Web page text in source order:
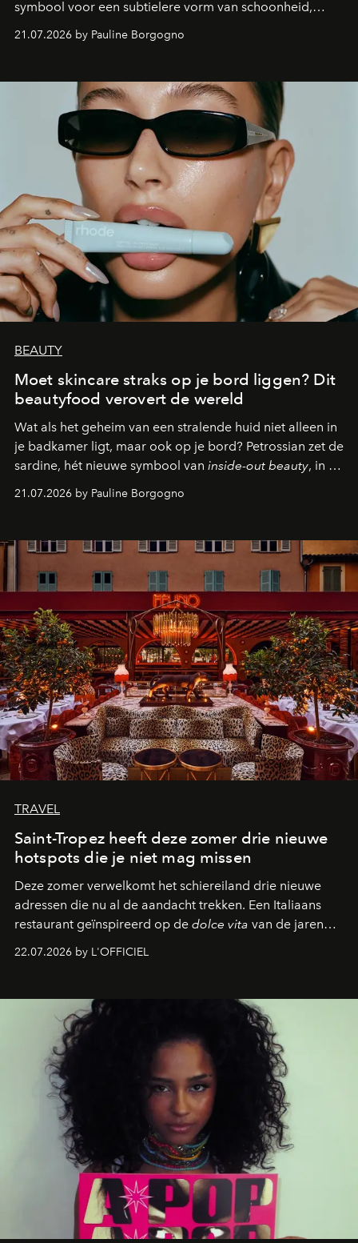
symbool voor een subtielere vorm van schoonheid,
waarin zelfvertrouwen belangrijker is dan een overvloed
aan make-up.
21.07.2026 by Pauline Borgogno
BEAUTY
Moet skincare straks op je bord liggen? Dit
beautyfood verovert de wereld
Wat als het geheim van een stralende huid niet alleen in
je badkamer ligt, maar ook op je bord? Petrossian zet de
sardine, hét nieuwe symbool van inside-out beauty, in de
kijker met twee gastronomische creaties.
21.07.2026 by Pauline Borgogno
TRAVEL
Saint-Tropez heeft deze zomer drie nieuwe
hotspots die je niet mag missen
Deze zomer verwelkomt het schiereiland drie nieuwe
adressen die nu al de aandacht trekken. Een Italiaans
restaurant geïnspireerd op de dolce vita van de jaren
zestig, een Japanse hotspot die na zonsondergang
verandert in een bruisende ontmoetingsplek en de
neerstrijkt in Saint-Tropez. Dit zijn de nieuwe adressen
die deze zomer de toon zetten, van lange lunches tot
zwoele nachten.
22.07.2026 by L'OFFICIEL